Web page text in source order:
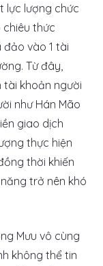
lực lượng chức
thức
vào 1 tài
Từ đây,
khoản người
như Hán Mão
giao dịch
thực hiện
thời khiến
trở nên khó
Mưu vô cùng
không thể tin